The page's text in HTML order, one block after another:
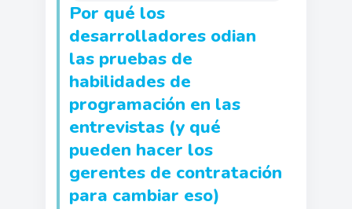
Por qué los
desarrolladores odian
las pruebas de
habilidades de
programación en las
entrevistas (y qué
pueden hacer los
gerentes de contratación
para cambiar eso)